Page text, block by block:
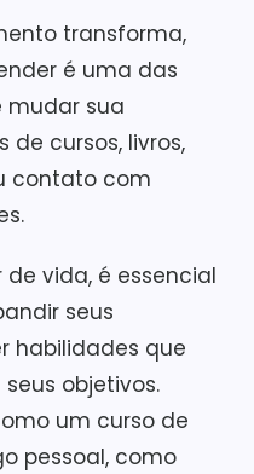
transforma,
é uma das
mudar sua
cursos, livros,
contato com
vida, é essencial
seus
habilidades que
objetivos.
um curso de
pessoal, como